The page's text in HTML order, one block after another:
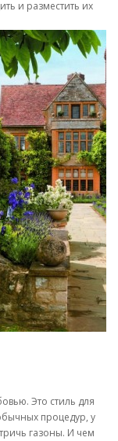
и разместить их
Это стиль для
процедур, у
газоны. И чем